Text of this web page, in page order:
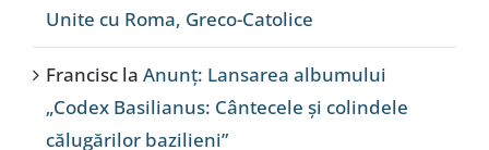
Unite cu Roma, Greco-Catolice
Francisc la Anunț: Lansarea albumului
„Codex Basilianus: Cântecele și colindele
călugărilor bazilieni”